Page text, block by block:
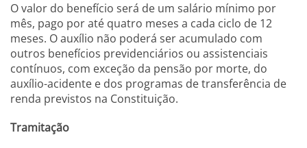
O valor do benefício será de um salário mínimo por
mês, pago por até quatro meses a cada ciclo de 12
meses. O auxílio não poderá ser acumulado com
outros benefícios previdenciários ou assistenciais
contínuos, com exceção da pensão por morte, do
auxílio-acidente e dos programas de transferência de
renda previstos na Constituição.
Tramitação